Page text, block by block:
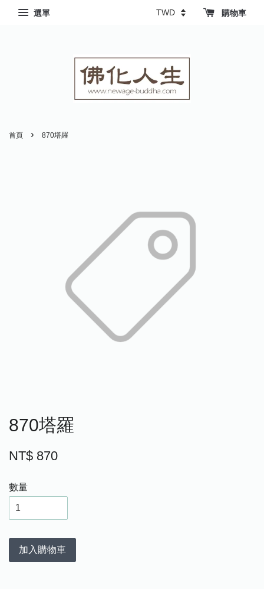
選單 購物車
首頁 › 870塔羅
870塔羅
NT$ 870
數量
加入購物車